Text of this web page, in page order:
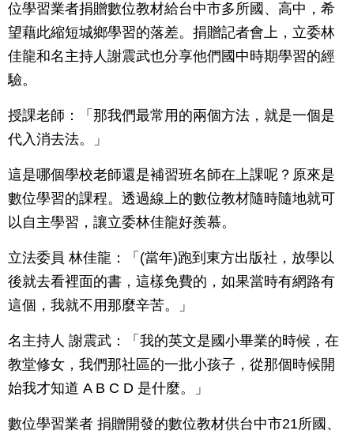
位學習業者捐贈數位教材給台中市多所國、高中，希
望藉此縮短城鄉學習的落差。捐贈記者會上，立委林
佳龍和名主持人謝震武也分享他們國中時期學習的經
驗。
授課老師：「那我們最常用的兩個方法，就是一個是
代入消去法。」
這是哪個學校老師還是補習班名師在上課呢？原來是
數位學習的課程。透過線上的數位教材隨時隨地就可
以自主學習，讓立委林佳龍好羨慕。
立法委員 林佳龍：「(當年)跑到東方出版社，放學以
後就去看裡面的書，這樣免費的，如果當時有網路有
這個，我就不用那麼辛苦。」
名主持人 謝震武：「我的英文是國小畢業的時候，在
教堂修女，我們那社區的一批小孩子，從那個時候開
始我才知道 A B C D 是什麼。」
數位學習業者 捐贈開發的數位教材供台中市21所國、